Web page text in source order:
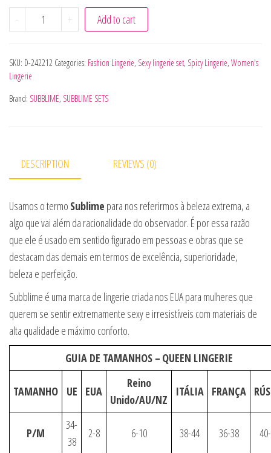
- SUBBLIME - 954338 SUTIÃ COM ESTAMPA DE
+ Add to cart
SKU: D-242212 Categories: Fashion Lingerie, Sexy lingerie set, Spicy Lingerie, Women's
Lingerie
Brand: SUBBLIME, SUBBLIME SETS
DESCRIPTION REVIEWS (0)
Usamos o termo Sublime para nos referirmos à beleza extrema, a
algo que vai além da racionalidade do observador. É por essa razão
que ele é usado em sentido figurado em pessoas e obras que se
destacam das demais em termos de excelência, superioridade,
beleza e perfeição.
Subblime é uma marca de lingerie criada nos EUA para mulheres que
querem se sentir extremamente sexy e irresistíveis com materiais de
alta qualidade e máximo conforto.
GUIA DE TAMANHOS – QUEEN LINGERIE
TAMANHO UE EUA
Reino
Unido/AU/NZ
ITÁLIA FRANÇA
P/M
34-
38
2-8 6-10 38-44 36-38